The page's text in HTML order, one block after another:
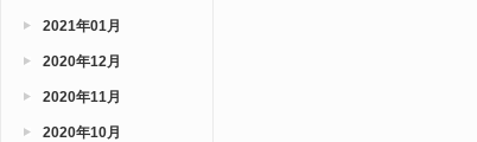
2021年01月
2020年12月
2020年11月
2020年10月